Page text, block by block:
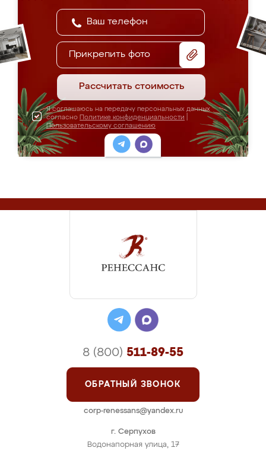
Прикрепить фото
Рассчитать стоимость
Я соглашаюсь на передачу персональных данных
согласно Политике конфиденциальности
Пользовательскому соглашению
г. Серпухов
Водонапорная улица, 17
8 (800) 511-89-55
ОБРАТНЫЙ ЗВОНОК
corp-renessans@yandex.ru